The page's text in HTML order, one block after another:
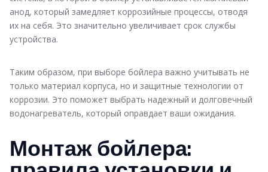
анод, который замедляет коррозийные процессы, отводя
их на себя. Это значительно увеличивает срок службы
устройства.
Таким образом, при выборе бойлера важно учитывать не
только материал корпуса, но и защитные технологии от
коррозии. Это поможет выбрать надежный и долговечный
водонагреватель, который оправдает ваши ожидания.
Монтаж бойлера: